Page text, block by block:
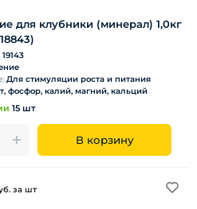
для клубники (минерал) 1,0кг
19143
Для стимуляции роста и питания
фосфор, калий, магний, кальций
15 шт
В корзину
за шт